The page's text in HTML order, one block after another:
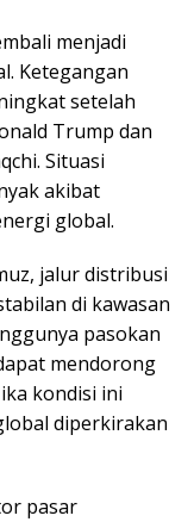
menjadi
Ketegangan
setelah
Trump dan
Situasi
akibat
global.
jalur distribusi
di kawasan
pasokan
mendorong
kondisi ini
diperkirakan
pasar